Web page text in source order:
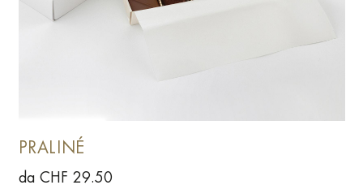
PRALINÉ
da CHF 29.50